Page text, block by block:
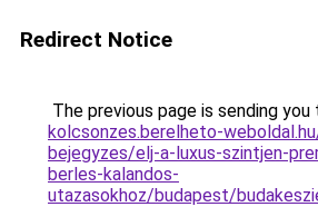
Redirect Notice
The previous page is sending you
kolcsonzes.berelheto-
bejegyzes/elj-a-luxus-szintjen-
berles-kalandos-
utazasokhoz/budapest/